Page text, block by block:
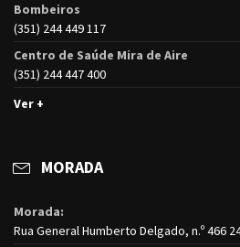
Bombeiros
(351) 244 449 117
Centro de Saúde Mira de Aire
(351) 244 447 400
Ver +
MORADA
Morada:
Rua General Humberto Delgado, n.º 466